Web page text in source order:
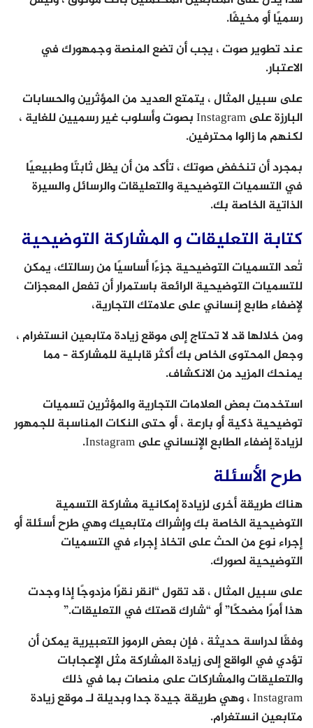
رسميًا أو مخيفًا.
عند تطوير صوت ، يجب أن تضع المنصة وجمهورك في
الاعتبار.
على سبيل المثال ، يتمتع العديد من المؤثرين والحسابات
البارزة على Instagram بصوت وأسلوب غير رسميين للغاية ،
لكنهم ما زالوا محترفين.
بمجرد أن تنخفض صوتك ، تأكد من أن يظل ثابتًا وطبيعيًا
في التسميات التوضيحية والتعليقات والرسائل والسيرة
الذاتية الخاصة بك.
كتابة التعليقات و المشاركة التوضيحية
تُعد التسميات التوضيحية جزءًا أساسيًا من رسالتك، يمكن
للتسميات التوضيحية الرائعة باستمرار أن تفعل المعجزات
لإضفاء طابع إنساني على علامتك التجارية،
ومن خلالها قد لا تحتاج إلى موقع زيادة متابعين انستغرام ،
وجعل المحتوى الخاص بك أكثر قابلية للمشاركة – مما
يمنحك المزيد من الانكشاف.
استخدمت بعض العلامات التجارية والمؤثرين تسميات
توضيحية ذكية أو بارعة ، أو حتى النكات المناسبة للجمهور
لزيادة إضفاء الطابع الإنساني على Instagram.
طرح الأسئلة
هناك طريقة أخرى لزيادة إمكانية مشاركة التسمية
التوضيحية الخاصة بك وإشراك متابعيك وهي طرح أسئلة أو
إجراء نوع من الحث على اتخاذ إجراء في التسميات
التوضيحية لصورك.
على سبيل المثال ، قد تقول “انقر نقرًا مزدوجًا إذا وجدت
هذا أمرًا مضحكًا” أو “شارك قصتك في التعليقات.”
وفقًا لدراسة حديثة ، فإن بعض الرموز التعبيرية يمكن أن
تؤدي في الواقع إلى زيادة المشاركة مثل الإعجابات
والتعليقات والمشاركات على منصات بما في ذلك
Instagram ، وهي طريقة جيدة جدا وبديلة لـ موقع زيادة
متابعين انستغرام.